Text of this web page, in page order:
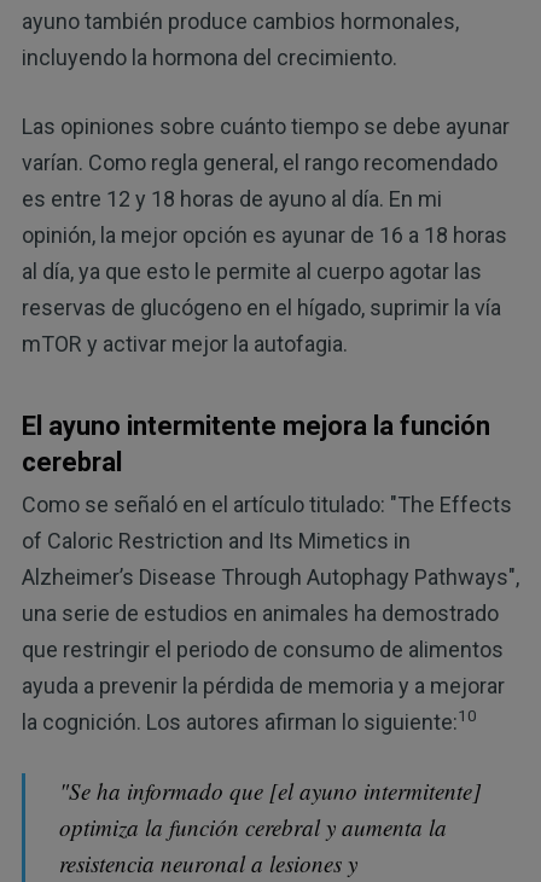
ayuno también produce cambios hormonales,
incluyendo la hormona del crecimiento.
Las opiniones sobre cuánto tiempo se debe ayunar
varían. Como regla general, el rango recomendado
es entre 12 y 18 horas de ayuno al día. En mi
opinión, la mejor opción es ayunar de 16 a 18 horas
al día, ya que esto le permite al cuerpo agotar las
reservas de glucógeno en el hígado, suprimir la vía
mTOR y activar mejor la autofagia.
El ayuno intermitente mejora la función
cerebral
Como se señaló en el artículo titulado: "The Effects
of Caloric Restriction and Its Mimetics in
Alzheimer’s Disease Through Autophagy Pathways",
una serie de estudios en animales ha demostrado
que restringir el periodo de consumo de alimentos
ayuda a prevenir la pérdida de memoria y a mejorar
la cognición. Los autores afirman lo siguiente:10
"Se ha informado que [el ayuno intermitente]
optimiza la función cerebral y aumenta la
resistencia neuronal a lesiones y